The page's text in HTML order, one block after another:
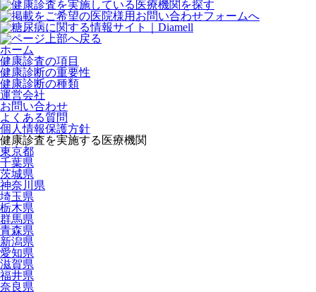
ホーム
健康診査の項目
健康診断の重要性
健康診断の種類
運営会社
お問い合わせ
よくある質問
個人情報保護方針
健康診査を実施する医療機関
東京都
千葉県
茨城県
神奈川県
埼玉県
栃木県
群馬県
青森県
新潟県
愛知県
滋賀県
福井県
奈良県